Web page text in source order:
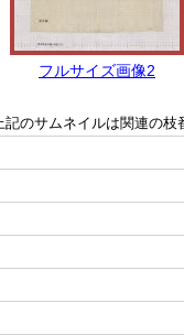
フルサイズ画像2
記のサムネイルは関連の枝